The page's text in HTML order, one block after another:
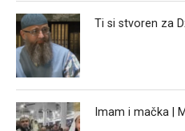
Ti si stvoren za
Imam i mačka |